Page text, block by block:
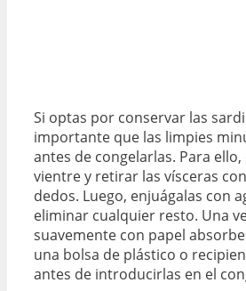
Si optas por conservar las
importante que las limpies
antes de congelarlas. Para
vientre y retirar las vísceras
dedos. Luego, enjuágalas con
eliminar cualquier resto. Una
suavemente con papel
una bolsa de plástico o
antes de introducirlas en el